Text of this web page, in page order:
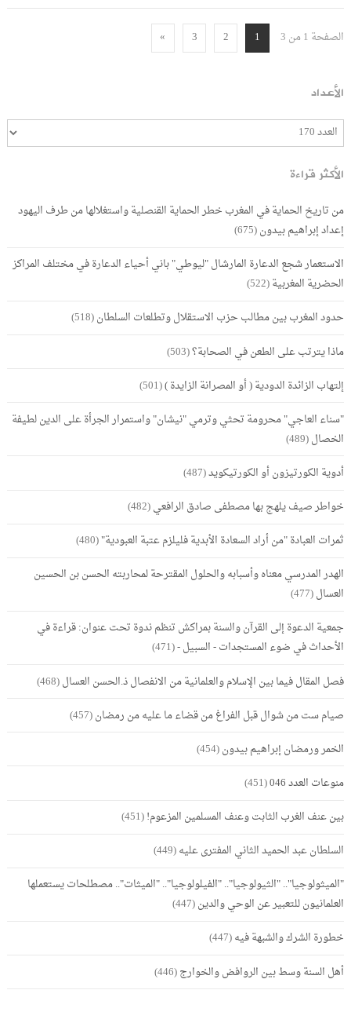
الصفحة 1 من 3 1
2
3
»
الأعداد
الأكثر قراءة
من تاريخ الحماية في المغرب خطر الحماية القنصلية واستغلالها من طرف اليهود
إعداد إبراهيم بيدون(675)
الاستعمار شجع الدعارة المارشال "ليوطي" باني أحياء الدعارة في مختلف المراكز
الحضرية المغربية(522)
حدود المغرب بين مطالب حزب الاستقلال وتطلعات السلطان(518)
ماذا يترتب على الطعن في الصحابة؟(503)
إلتهاب الزائدة الدودية ( أو المصرانة الزايدة )(501)
"سناء العاجي" محرومة تحثي وترمي "نيشان" واستمرار الجرأة على الدين لطيفة
الخصال(489)
أدوية الكورتيزون أو الكورتيكويد(487)
خواطر صيف يلهج بها مصطفى صادق الرافعي(482)
ثمرات العبادة "من أراد السعادة الأبدية فليلزم عتبة العبودية"(480)
الهدر المدرسي معناه وأسبابه والحلول المقترحة لمحاربته الحسن بن الحسين
العسال(477)
جمعية الدعوة إلى القرآن والسنة بمراكش تنظم ندوة تحت عنوان: قراءة في
الأحداث في ضوء المستجدات - السبيل -(471)
فصل المقال فيما بين الإسلام والعلمانية من الانفصال ذ.الحسن العسال(468)
صيام ست من شوال قبل الفراغ من قضاء ما عليه من رمضان(457)
الخمر ورمضان إبراهيم بيدون(454)
منوعات العدد 046
(451)
بين عنف الغرب الثابت وعنف المسلمين المزعوم!(451)
السلطان عبد الحميد الثاني المفترى عليه(449)
"الميثولوجيا".. "الثيولوجيا".. "الفيلولوجيا".. "الميثات".. مصطلحات يستعملها
العلمانيون للتعبير عن الوحي والدين(447)
خطورة الشرك والشبهة فيه(447)
أهل السنة وسط بين الروافض والخوارج(446)